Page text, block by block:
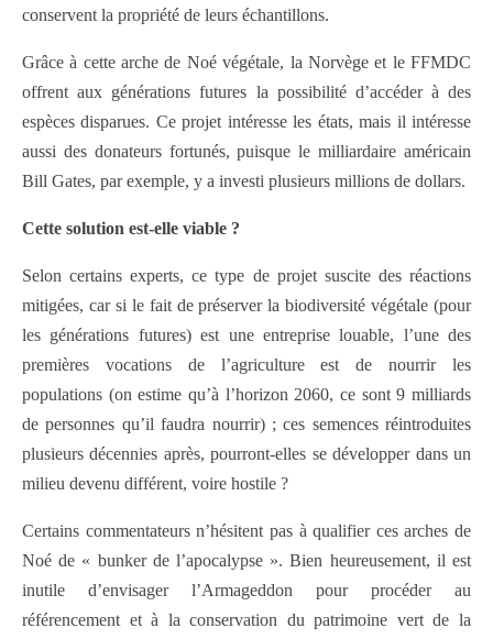
conservent la propriété de leurs échantillons.
Grâce à cette arche de Noé végétale, la Norvège et le FFMDC
offrent aux générations futures la possibilité d’accéder à des
espèces disparues. Ce projet intéresse les états, mais il intéresse
aussi des donateurs fortunés, puisque le milliardaire américain
Bill Gates, par exemple, y a investi plusieurs millions de dollars.
Cette solution est-elle viable ?
Selon certains experts, ce type de projet suscite des réactions
mitigées, car si le fait de préserver la biodiversité végétale (pour
les générations futures) est une entreprise louable, l’une des
premières vocations de l’agriculture est de nourrir les
populations (on estime qu’à l’horizon 2060, ce sont 9 milliards
de personnes qu’il faudra nourrir) ; ces semences réintroduites
plusieurs décennies après, pourront-elles se développer dans un
milieu devenu différent, voire hostile ?
Certains commentateurs n’hésitent pas à qualifier ces arches de
Noé de « bunker de l’apocalypse ». Bien heureusement, il est
inutile d’envisager l’Armageddon pour procéder au
référencement et à la conservation du patrimoine vert de la